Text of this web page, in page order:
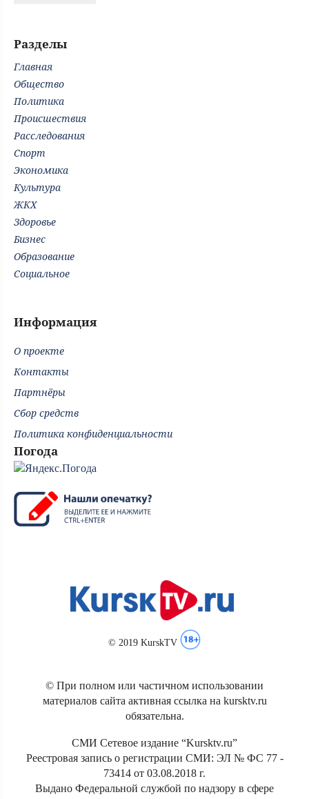
Разделы
Главная
Общество
Политика
Происшествия
Расследования
Спорт
Экономика
Культура
ЖКХ
Здоровье
Бизнес
Образование
Социальное
Информация
О проекте
Контакты
Партнёры
Сбор средств
Политика конфиденциальности
Погода
© 2019 KurskTV
© При полном или частичном использовании
материалов сайта активная ссылка на kursktv.ru
обязательна.
СМИ Сетевое издание “Kursktv.ru”
Реестровая запись о регистрации СМИ: ЭЛ № ФС 77 -
73414 от 03.08.2018 г.
Выдано Федеральной службой по надзору в сфере